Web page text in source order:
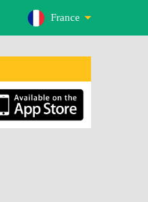
France